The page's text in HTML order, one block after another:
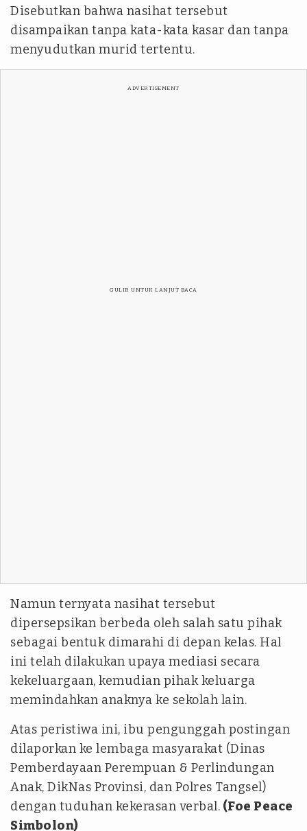
Disebutkan bahwa nasihat tersebut
disampaikan tanpa kata-kata kasar dan tanpa
menyudutkan murid tertentu.
ADVERTISEMENT
GULIR UNTUK LANJUT BACA
Namun ternyata nasihat tersebut
dipersepsikan berbeda oleh salah satu pihak
sebagai bentuk dimarahi di depan kelas. Hal
ini telah dilakukan upaya mediasi secara
kekeluargaan, kemudian pihak keluarga
memindahkan anaknya ke sekolah lain.
Atas peristiwa ini, ibu pengunggah postingan
dilaporkan ke lembaga masyarakat (Dinas
Pemberdayaan Perempuan & Perlindungan
Anak, DikNas Provinsi, dan Polres Tangsel)
dengan tuduhan kekerasan verbal. (Foe Peace
Simbolon)